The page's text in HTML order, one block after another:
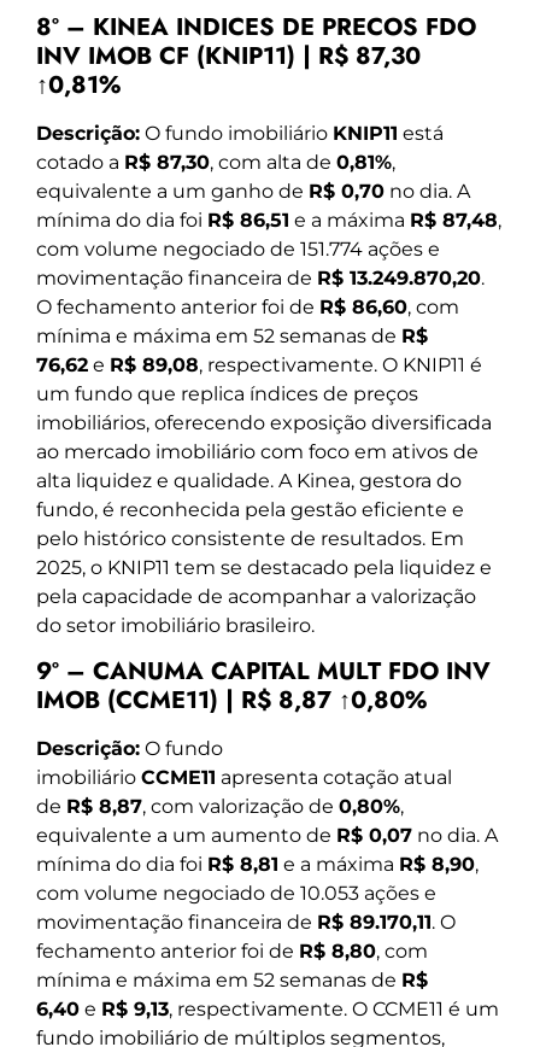
8º – KINEA INDICES DE PRECOS FDO
INV IMOB CF (KNIP11) | R$ 87,30
↑0,81%
Descrição: O fundo imobiliário KNIP11 está
cotado a R$ 87,30, com alta de 0,81%,
equivalente a um ganho de R$ 0,70 no dia. A
mínima do dia foi R$ 86,51 e a máxima R$ 87,48,
com volume negociado de 151.774 ações e
movimentação financeira de R$ 13.249.870,20.
O fechamento anterior foi de R$ 86,60, com
mínima e máxima em 52 semanas de R$
76,62 e R$ 89,08, respectivamente. O KNIP11 é
um fundo que replica índices de preços
imobiliários, oferecendo exposição diversificada
ao mercado imobiliário com foco em ativos de
alta liquidez e qualidade. A Kinea, gestora do
fundo, é reconhecida pela gestão eficiente e
pelo histórico consistente de resultados. Em
2025, o KNIP11 tem se destacado pela liquidez e
pela capacidade de acompanhar a valorização
do setor imobiliário brasileiro.
9º – CANUMA CAPITAL MULT FDO INV
IMOB (CCME11) | R$ 8,87 ↑0,80%
Descrição: O fundo
imobiliário CCME11 apresenta cotação atual
de R$ 8,87, com valorização de 0,80%,
equivalente a um aumento de R$ 0,07 no dia. A
mínima do dia foi R$ 8,81 e a máxima R$ 8,90,
com volume negociado de 10.053 ações e
movimentação financeira de R$ 89.170,11. O
fechamento anterior foi de R$ 8,80, com
mínima e máxima em 52 semanas de R$
6,40 e R$ 9,13, respectivamente. O CCME11 é um
fundo imobiliário de múltiplos segmentos,